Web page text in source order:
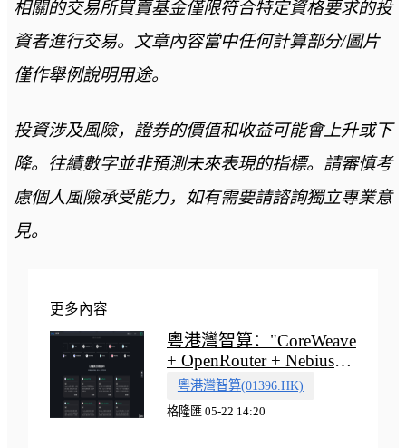
相關的交易所買賣基金僅限符合特定資格要求的投
資者進行交易。文章內容當中任何計算部分/圖片
僅作舉例說明用途。
投資涉及風險，證券的價值和收益可能會上升或下
降。往績數字並非預測未來表現的指標。請審慎考
慮個人風險承受能力，如有需要請諮詢獨立專業意
見。
更多內容
粵港灣智算："CoreWeave
+ OpenRouter + Nebius"
多向融合的中國智算新範
式
粵港灣智算(01396.HK)
格隆匯 05-22 14:20